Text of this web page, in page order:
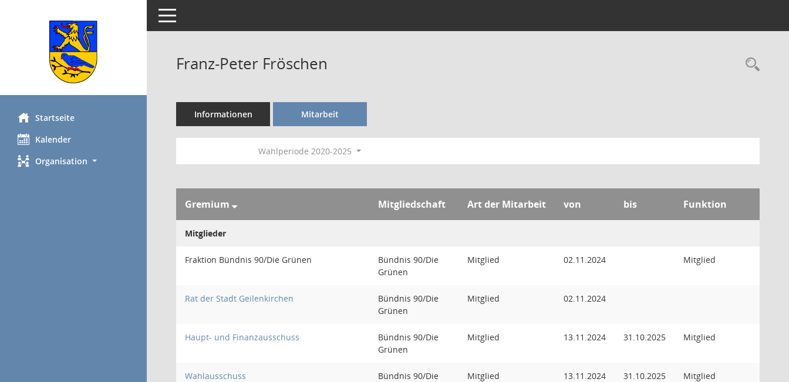
Startseite
Kalender
Organisation
Toggle navigation
Franz-Peter Fröschen
Informationen Mitarbeit
Wahlperiode 2020-2025
Gremium Mitgliedschaft Art der Mitarbeit von bis Funktion
Mitglieder
Fraktion Bündnis 90/Die Grünen
Bündnis 90/Die
Grünen
Mitglied 02.11.2024 Mitglied
Rat der Stadt Geilenkirchen
Bündnis 90/Die
Grünen
Mitglied 02.11.2024
Haupt- und Finanzausschuss
Bündnis 90/Die
Grünen
Mitglied 13.11.2024 31.10.2025 Mitglied
Wahlausschuss
Bündnis 90/Die
Mitglied 13.11.2024 31.10.2025 Mitglied